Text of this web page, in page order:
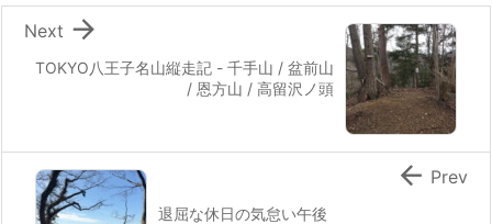
TOKYO八王子名山縦走記 - 千手山 / 盆前山
/ 恩方山 / 高留沢ノ頭

Next
退屈な休日の気怠い午後
 Prev